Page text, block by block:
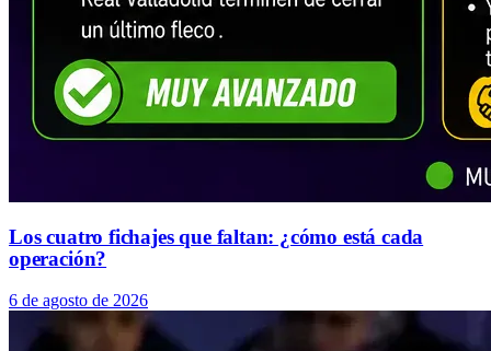
Los cuatro fichajes que faltan: ¿cómo está cada
operación?
6 de agosto de 2026